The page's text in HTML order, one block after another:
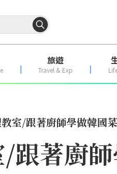
旅遊
Travel & Exp
室/跟著廚師學做韓國
/跟著廚